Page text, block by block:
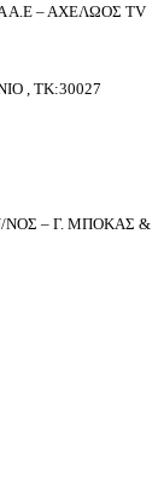
Α.Ε – ΑΧΕΛΩΟΣ TV
, ΤΚ:30027
ΝΟΣ – Γ. ΜΠΟΚΑΣ &